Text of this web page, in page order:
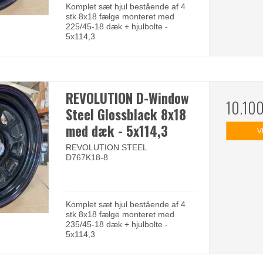
Komplet sæt hjul bestående af 4
stk 8x18 fælge monteret med
225/45-18 dæk + hjulbolte -
5x114,3
REVOLUTION D-Window
Steel Glossblack 8x18
med dæk - 5x114,3
REVOLUTION STEEL
D767K18-8
Komplet sæt hjul bestående af 4
stk 8x18 fælge monteret med
235/45-18 dæk + hjulbolte -
5x114,3